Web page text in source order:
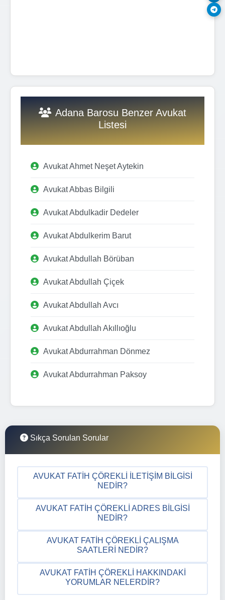
Adana Barosu Benzer Avukat
Listesi
Avukat Ahmet Neşet Aytekin
Avukat Abbas Bilgili
Avukat Abdulkadir Dedeler
Avukat Abdulkerim Barut
Avukat Abdullah Börüban
Avukat Abdullah Çiçek
Avukat Abdullah Avcı
Avukat Abdullah Akıllıoğlu
Avukat Abdurrahman Dönmez
Avukat Abdurrahman Paksoy
Sıkça Sorulan Sorular
AVUKAT FATIH ÇÖREKLI İLETIŞIM BILGISI
NEDIR?
AVUKAT FATIH ÇÖREKLI ADRES BILGISI
NEDIR?
AVUKAT FATIH ÇÖREKLI ÇALIŞMA
SAATLERI NEDIR?
AVUKAT FATIH ÇÖREKLI HAKKINDAKI
YORUMLAR NELERDIR?